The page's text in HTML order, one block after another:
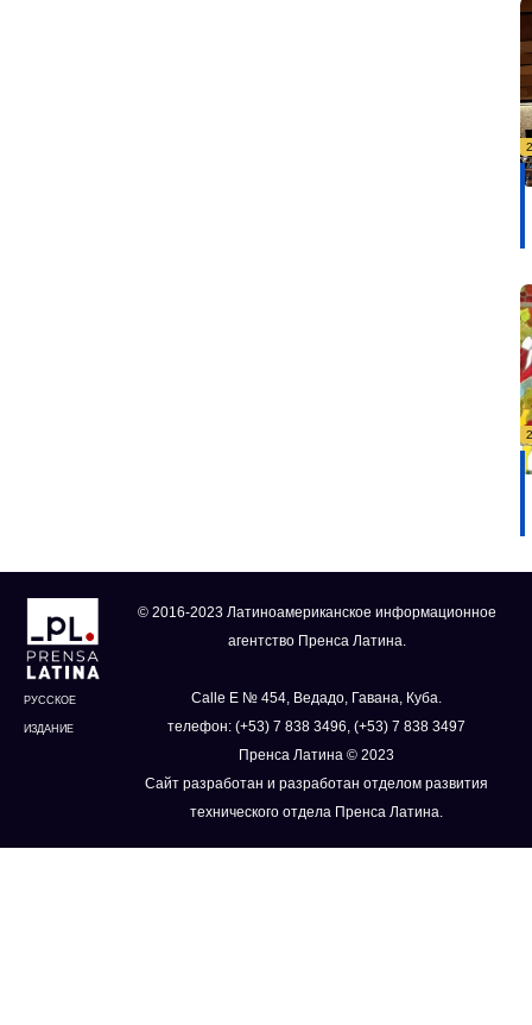
РУССКОЕ
ИЗДАНИЕ
© 2016-2023 Латиноамериканское информационное
агентство Пренса Латина.
Calle E № 454, Ведадо, Гавана, Куба.
телефон: (+53) 7 838 3496, (+53) 7 838 3497
Пренса Латина © 2023
Сайт разработан и разработан отделом развития
технического отдела Пренса Латина.